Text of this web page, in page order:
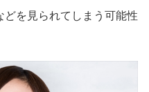
を見られてしまう可能性